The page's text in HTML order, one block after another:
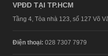
VPĐD TẠI TP.HCM
Tầng 4, Tòa nhà 123, số 127 Võ
Điện thoại: 028 7307 7979